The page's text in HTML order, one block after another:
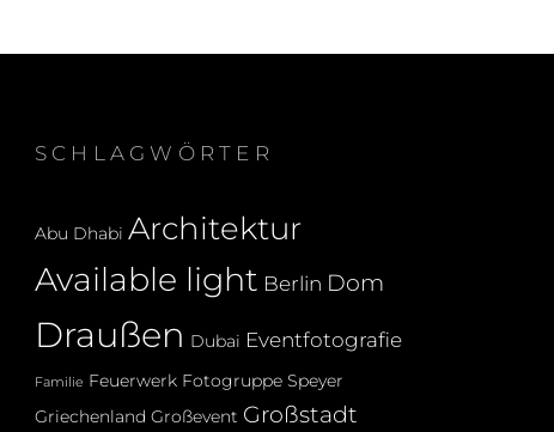
SCHLAGWÖRTER
Abu Dhabi Architektur
Available light Berlin Dom
Draußen Dubai Eventfotografie
Familie Feuerwerk Fotogruppe Speyer
Griechenland Großevent Großstadt